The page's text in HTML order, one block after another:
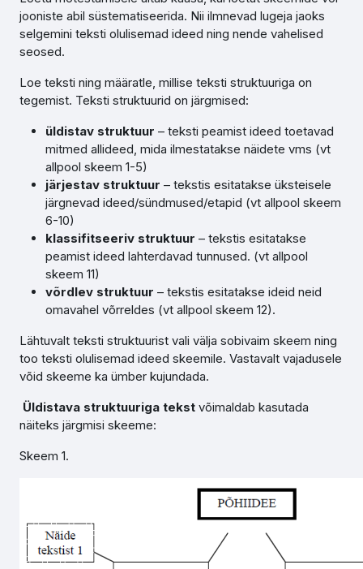
jooniste abil süstematiseerida. Nii ilmnevad lugeja jaoks
selgemini teksti olulisemad ideed ning nende vahelised
seosed.
Loe teksti ning määratle, millise teksti struktuuriga on
tegemist. Teksti struktuurid on järgmised:
üldistav struktuur – teksti peamist ideed toetavad
mitmed allideed, mida ilmestatakse näidete vms (vt
allpool skeem 1-5)
järjestav struktuur – tekstis esitatakse üksteisele
järgnevad ideed/sündmused/etapid (vt allpool skeem
6-10)
klassifitseeriv struktuur – tekstis esitatakse
peamist ideed lahterdavad tunnused. (vt allpool
skeem 11)
võrdlev struktuur – tekstis esitatakse ideid neid
omavahel võrreldes (vt allpool skeem 12).
Lähtuvalt teksti struktuurist vali välja sobivaim skeem ning
too teksti olulisemad ideed skeemile. Vastavalt vajadusele
võid skeeme ka ümber kujundada.
Üldistava struktuuriga tekst võimaldab kasutada
näiteks järgmisi skeeme:
Skeem 1.